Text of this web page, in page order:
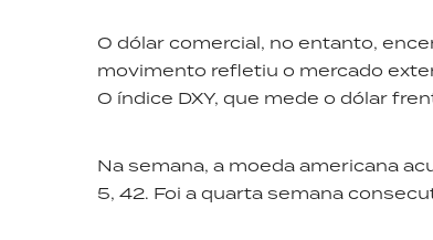
O dólar comercial, no entanto,
movimento refletiu o mercado
O índice DXY, que mede o dólar
Na semana, a moeda americana
5, 42. Foi a quarta semana